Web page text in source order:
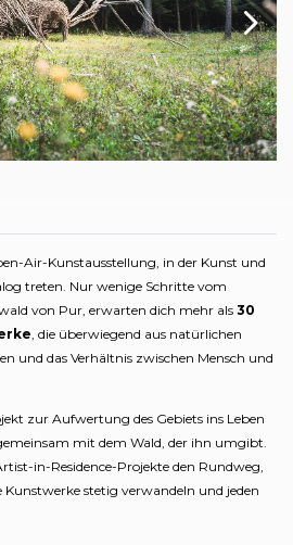
Air-Kunstausstellung, in der Kunst und
treten. Nur wenige Schritte vom
von Pur, erwarten dich mehr als 30
, die überwiegend aus natürlichen
und das Verhältnis zwischen Mensch und
zur Aufwertung des Gebiets ins Leben
mit dem Wald, der ihn umgibt.
in-Residence-Projekte den Rundweg,
Kunstwerke stetig verwandeln und jeden